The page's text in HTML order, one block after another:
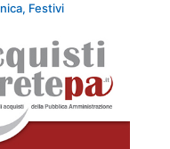
Festivi